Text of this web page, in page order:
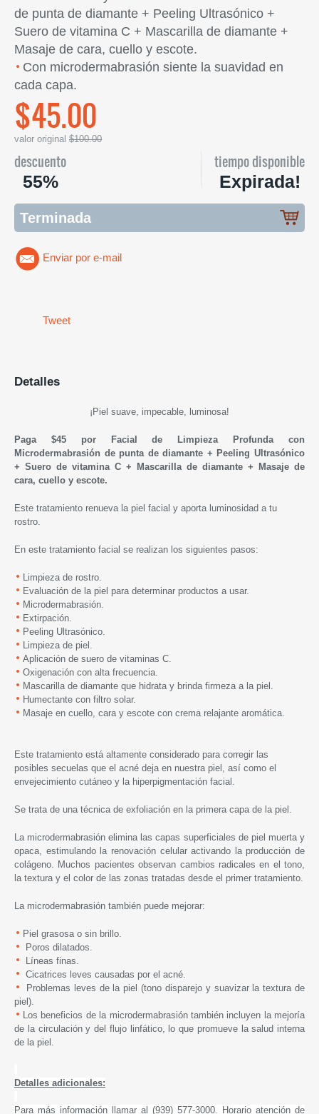
de punta de diamante + Peeling Ultrasónico +
Suero de vitamina C + Mascarilla de diamante +
Masaje de cara, cuello y escote.
Con microdermabrasión siente la suavidad en
cada capa.
$45.00
valor original $100.00
descuento
55%
tiempo disponible
Expirada!
Terminada
Enviar por e-mail
Tweet
Detalles
¡Piel suave, impecable, luminosa!
Paga $45 por Facial de Limpieza Profunda con
Microdermabrasión de punta de diamante + Peeling Ultrasónico
+ Suero de vitamina C + Mascarilla de diamante + Masaje de
cara, cuello y escote.
Este tratamiento renueva la piel facial y aporta luminosidad a tu
rostro.
En este tratamiento facial se realizan los siguientes pasos:
Limpieza de rostro.
Evaluación de la piel para determinar productos a usar.
Microdermabrasión.
Extirpación.
Peeling Ultrasónico.
Limpieza de piel.
Aplicación de suero de vitaminas C.
Oxigenación con alta frecuencia.
Mascarilla de diamante que hidrata y brinda firmeza a la piel.
Humectante con filtro solar.
Masaje en cuello, cara y escote con crema relajante aromática.
Este tratamiento está altamente considerado para corregir las
posibles secuelas que el acné deja en nuestra piel, así como el
envejecimiento cutáneo y la hiperpigmentación facial.
Se trata de una técnica de exfoliación en la primera capa de la piel.
La microdermabrasión elimina las capas superficiales de piel muerta y
opaca, estimulando la renovación celular activando la producción de
colágeno. Muchos pacientes observan cambios radicales en el tono,
la textura y el color de las zonas tratadas desde el primer tratamiento.
La microdermabrasión también puede mejorar:
Piel grasosa o sin brillo.
Poros dilatados.
Líneas finas.
Cicatrices leves causadas por el acné.
Problemas leves de la piel (tono disparejo y suavizar la textura de
piel).
Los beneficios de la microdermabrasión también incluyen la mejoría
de la circulación y del flujo linfático, lo que promueve la salud interna
de la piel.
Detalles adicionales:
Para más información llamar al (939) 577-3000. Horario atención de